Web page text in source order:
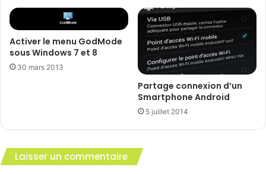
Activer le menu GodMode
sous Windows 7 et 8
30 mars 2013
Partage connexion d’un
Smartphone Android
5 juillet 2014
Laisser un commentaire